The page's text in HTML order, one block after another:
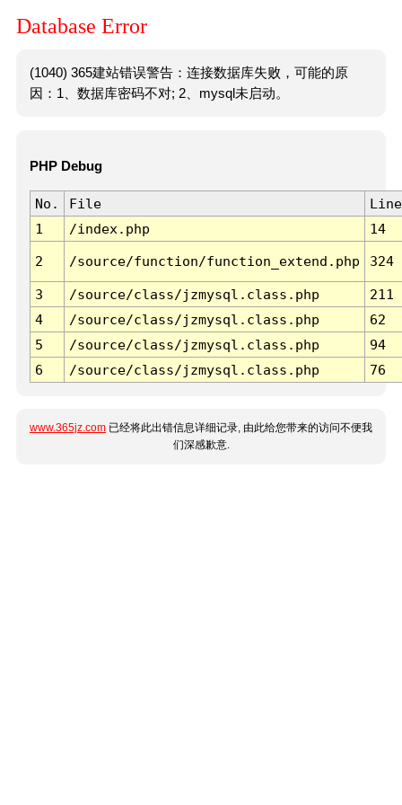
Database Error
(1040) 365建站错误警告：连接数据库失败，可能的原
因：1、数据库密码不对; 2、mysql未启动。
PHP Debug
No. File
Line
1
/index.php 14
2 /source/function/function_extend.php 324
3 /source/class/jzmysql.class.php
211
4
/source/class/jzmysql.class.php
62
5
/source/class/jzmysql.class.php
94
6
/source/class/jzmysql.class.php 76
www.365jz.com 已经将此出错信息详细记录, 由此给您带来的访问不便我
们深感歉意.